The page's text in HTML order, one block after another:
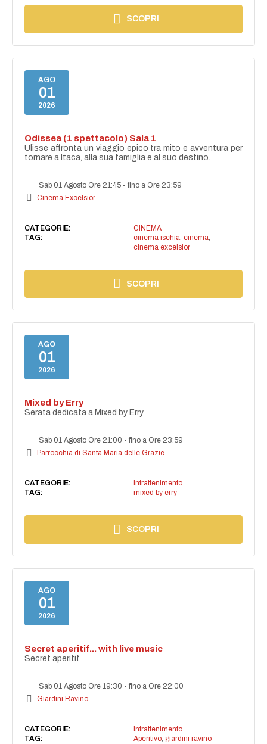
SCOPRI
AGO
01
2026
Odissea (1 spettacolo) Sala 1
Ulisse affronta un viaggio epico tra mito e avventura per
tornare a Itaca, alla sua famiglia e al suo destino.
Sab 01 Agosto Ore 21:45 -fino a Ore 23:59
Cinema Excelsior
CATEGORIE:
CINEMA
TAG:
cinema ischia cinema
cinema excelsior
SCOPRI
AGO
01
2026
Mixed by Erry
Serata dedicata a Mixed by Erry
Sab 01 Agosto Ore 21:00 -fino a Ore 23:59
Parrocchia di Santa Maria delle Grazie
CATEGORIE:
Intrattenimento
TAG:
mixed by erry
SCOPRI
AGO
01
2026
Secret aperitif... with live music
Secret aperitif
Sab 01 Agosto Ore 19:30 -fino a Ore 22:00
Giardini Ravino
CATEGORIE:
Intrattenimento
TAG:
Aperitivo, giardini ravino